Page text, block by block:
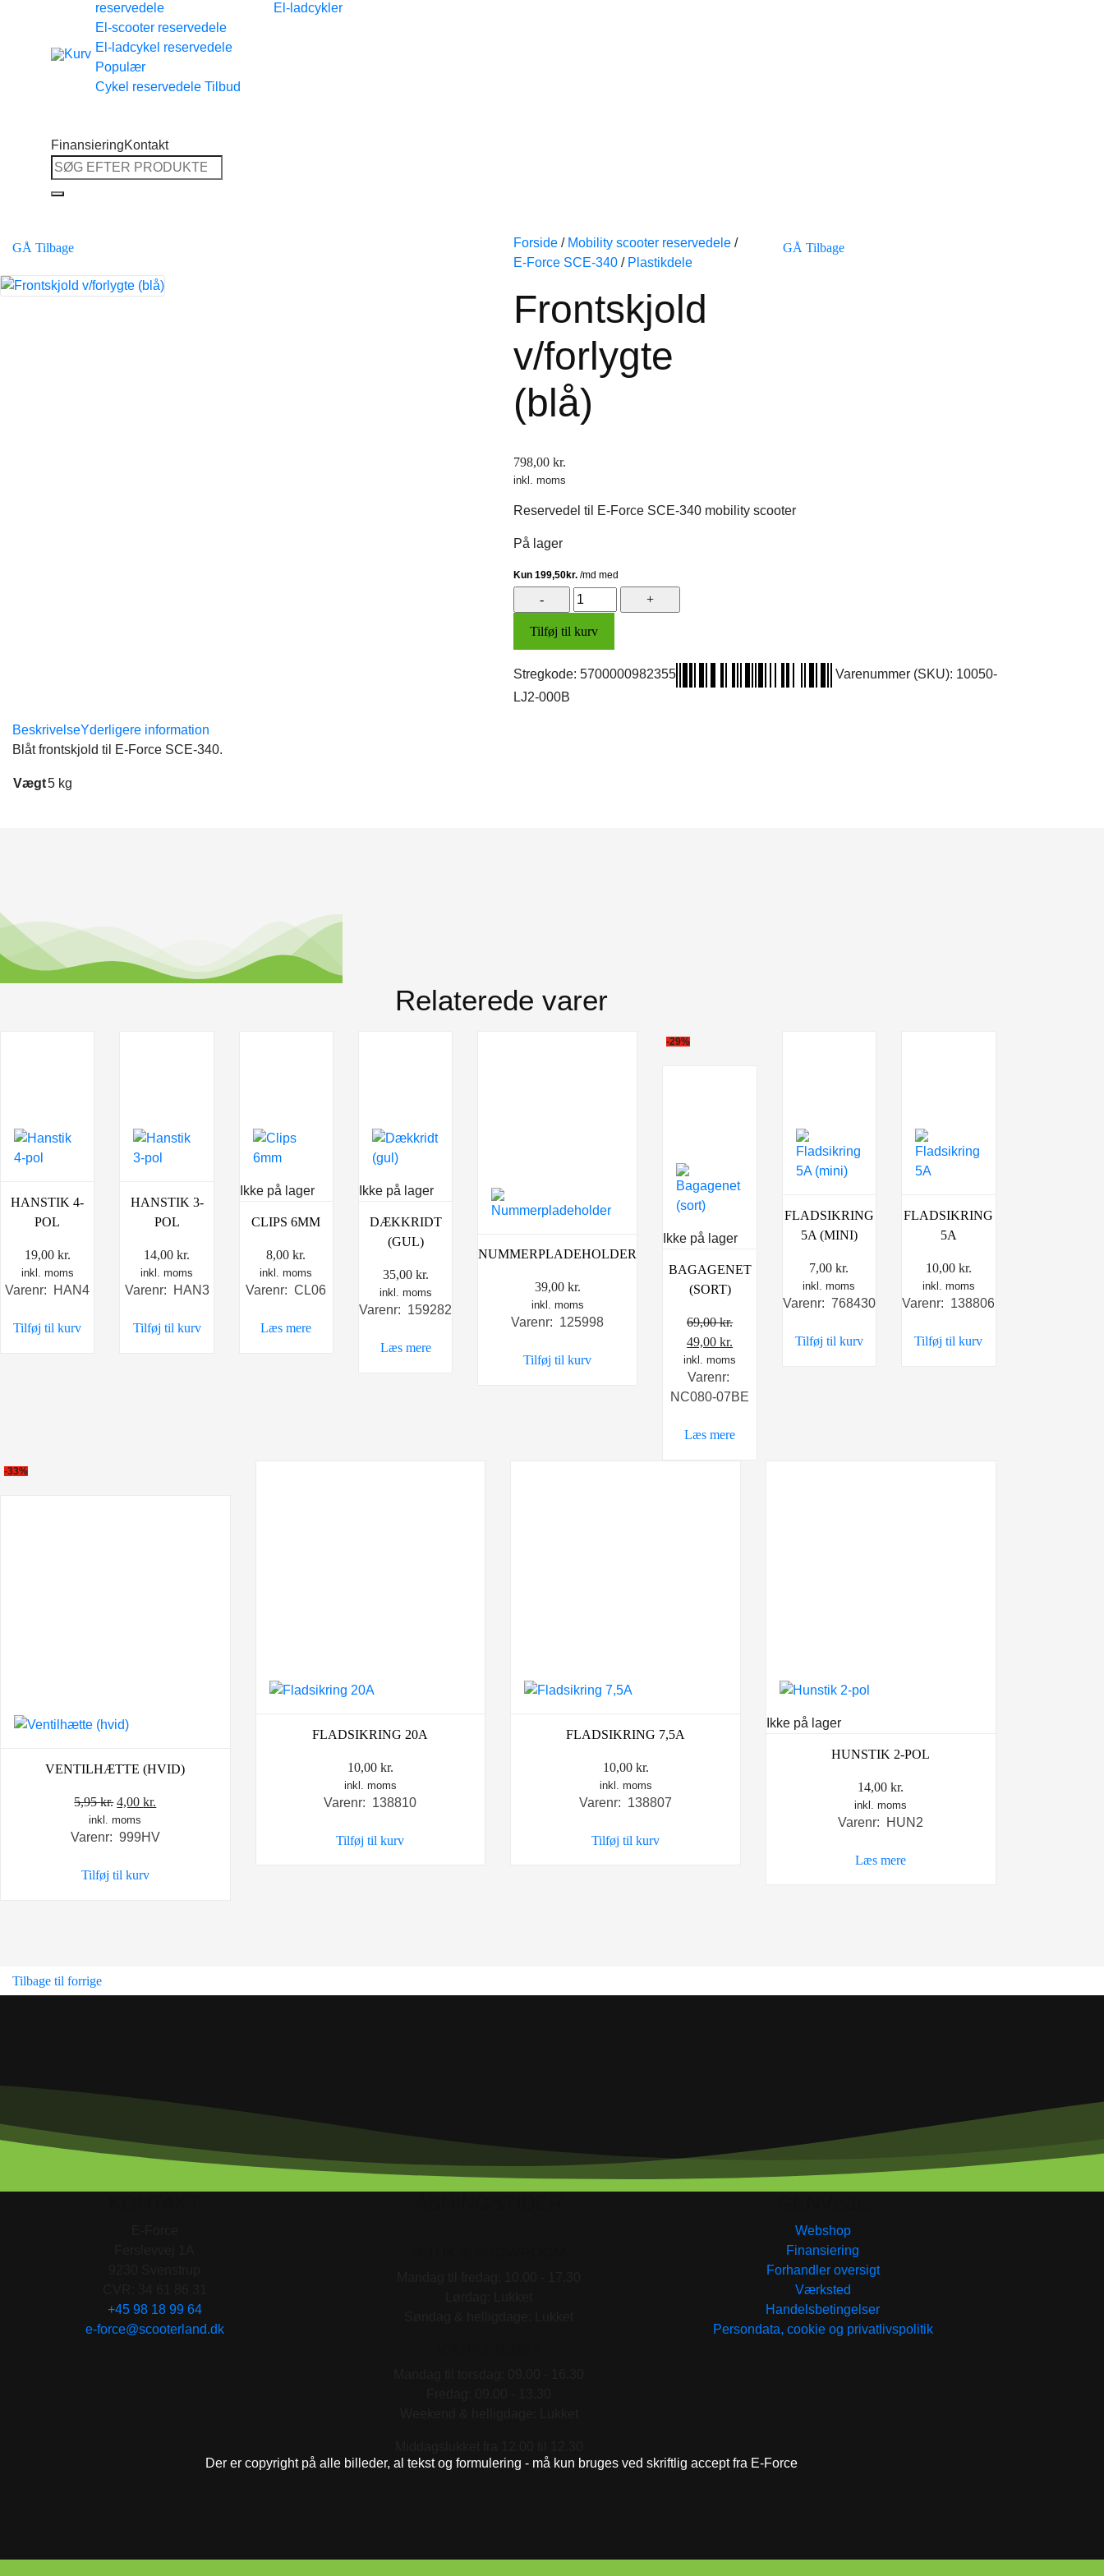
Tilbage til shoppen
reservedele
El-scooter reservedele
El-ladcykel reservedele
Cykel reservedele
El-ladcykler
FinansieringKontakt
Søg
efter:
GÅ Tilbage Forside / Mobility scooter reservedele /
E-Force SCE-340 / Plastikdele
Frontskjold
v/forlygte
(blå)
GÅ Tilbage
798,00 kr.
inkl. moms
Reservedel til E-Force SCE-340 mobility scooter
På lager
Frontskjold
v/forlygte
(blå)
antal
Tilføj til kurv
Stregkode: 5700000982355 Varenummer (SKU): 10050-
LJ2-000B
BeskrivelseYderligere information
Blåt frontskjold til E-Force SCE-340.
Vægt5 kg
Relaterede varer
HANSTIK 4-
POL
19,00 kr.
inkl. moms
Varenr: HAN4
Tilføj til kurv
HANSTIK 3-
POL
14,00kr.
inkl. moms
Varenr: HAN3
Tilføj til kurv
Ikke på lager
CLIPS 6MM
8,00kr.
inkl. moms
Varenr: CL06
Læs mere
Ikke på lager
DÆKKRIDT
(GUL)
35,00 kr.
inkl. moms
Varenr: 159282
Læs mere
NUMMERPLADEHOLDER
39,00 kr.
inkl. moms
Varenr: 125998
Tilføj til kurv
-29%
Ikke på lager
BAGAGENET
(SORT)
69,00kr.
Den
oprindelige
pris
var:
49,00kr.
aktuelle
er:
inkl. moms
Varenr:
NC080-07BE
Læs mere
FLADSIKRING
5A (MINI)
7,00kr.
inkl. moms
Varenr: 768430
Tilføj til kurv
FLADSIKRING
5A
10,00 kr.
inkl. moms
Varenr: 138806
Tilføj til kurv
-33%
VENTILHÆTTE (HVID)
5,95kr. Den
oprindelige
pris
5,95 kr..
4,00kr.
pris
inkl. moms
Varenr: 999HV
Tilføj til kurv
FLADSIKRING 20A
10,00 kr.
inkl. moms
Varenr: 138810
Tilføj til kurv
FLADSIKRING 7,5A
10,00 kr.
inkl. moms
Varenr: 138807
Tilføj til kurv
Ikke på lager
HUNSTIK 2-POL
14,00kr.
inkl. moms
Varenr: HUN2
Læs mere
Tilbage til forrige
+45 98 18 99 64
e-force@scooterland.dk
Webshop
Finansiering
Forhandler oversigt
Værksted
Handelsbetingelser
Persondata, cookie og privatlivspolitik
Der er copyright på alle billeder, al tekst og formulering - må kun bruges ved skriftlig accept fra E-Force